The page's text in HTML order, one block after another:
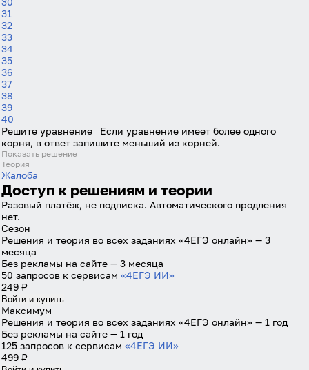
Войти через Вконтакте
31
32
33
34
35
36
37
38
39
40
Решите уравнение
Если уравнение имеет более одного
корня, в ответ запишите меньший из корней.
Показать решение
Теория
Жалоба
Доступ к решениям и теории
Разовый платёж, не подписка. Автоматического продления
нет.
Сезон
Решения и теория во всех заданиях «4ЕГЭ онлайн» — 3
месяца
Без рекламы на сайте — 3 месяца
50 запросов к сервисам «4ЕГЭ ИИ»
249 ₽
Войти и купить
Максимум
Решения и теория во всех заданиях «4ЕГЭ онлайн» — 1 год
Без рекламы на сайте — 1 год
125 запросов к сервисам «4ЕГЭ ИИ»
499 ₽